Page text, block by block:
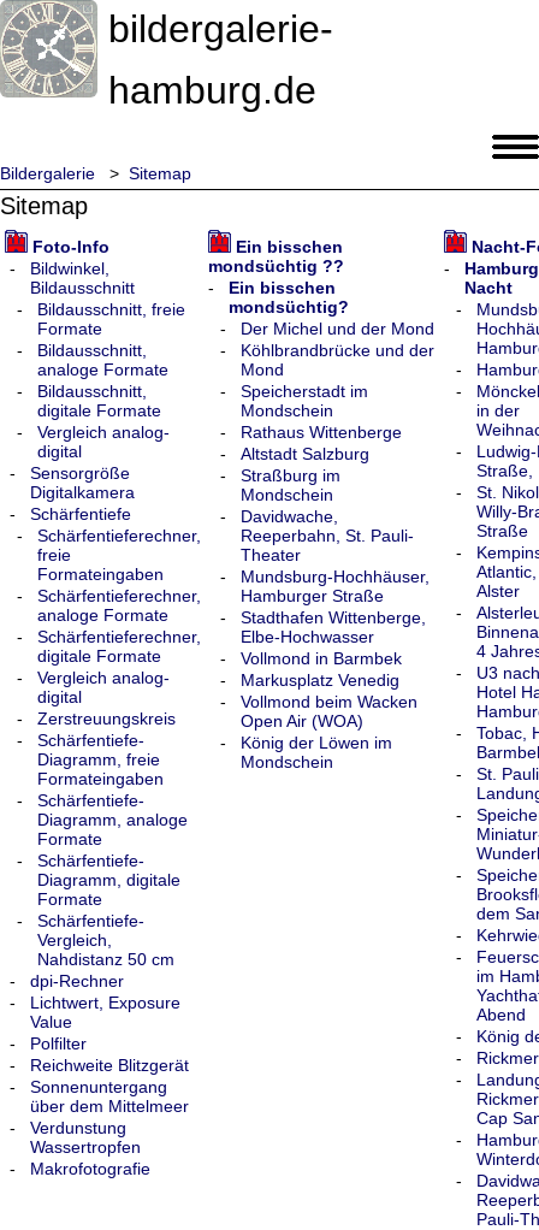
bildergalerie-
hamburg.de
Bildergalerie > Sitemap
Sitemap
Foto-Info
-
Bildwinkel,
Bildausschnitt
-
Bildausschnitt, freie
Formate
-
Bildausschnitt,
analoge Formate
-
Bildausschnitt,
digitale Formate
-
Vergleich analog-
digital
-
Sensorgröße
Digitalkamera
-
Schärfentiefe
-
Schärfentieferechner,
freie
Formateingaben
-
Schärfentieferechner,
analoge Formate
-
Schärfentieferechner,
digitale Formate
-
Vergleich analog-
digital
-
Zerstreuungskreis
-
Schärfentiefe-
Diagramm, freie
Formateingaben
-
Schärfentiefe-
Diagramm, analoge
Formate
-
Schärfentiefe-
Diagramm, digitale
Formate
-
Schärfentiefe-
Vergleich,
Nahdistanz 50 cm
-
dpi-Rechner
-
Lichtwert, Exposure
Value
-
Polfilter
-
Reichweite Blitzgerät
-
Sonnenuntergang
über dem Mittelmeer
-
Verdunstung
Wassertropfen
-
Makrofotografie
Ein bisschen
mondsüchtig ??
-
Ein bisschen
mondsüchtig?
-
Der Michel und der Mond
-
Köhlbrandbrücke und der
Mond
-
Speicherstadt im
Mondschein
-
Rathaus Wittenberge
-
Altstadt Salzburg
-
Straßburg im
Mondschein
-
Davidwache,
Reeperbahn, St. Pauli-
Theater
-
Mundsburg-Hochhäuser,
Hamburger Straße
-
Stadthafen Wittenberge,
Elbe-Hochwasser
-
Vollmond in Barmbek
-
Markusplatz Venedig
-
Vollmond beim Wacken
Open Air (WOA)
-
König der Löwen im
Mondschein
Nacht-
-
Nacht
-
-
-
in der
-
Straße,
-
St.
Willy-
Straße
-
Alster
-
4
-
U3
Hotel
-
Tobac,
-
St.
-
-
dem
-
-
im
Abend
-
König
-
-
Cap
-
-
Pauli-